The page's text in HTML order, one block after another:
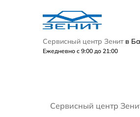
Сервисный центр Зенит в
Ежедневно с 9:00 до 21:00
Сервисный центр